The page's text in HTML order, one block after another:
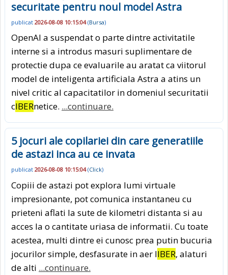
securitate pentru noul model Astra
publicat 2026-08-08 10:15:04(Bursa)
OpenAI a suspendat o parte dintre activitatile
interne si a introdus masuri suplimentare de
protectie dupa ce evaluarile au aratat ca viitorul
model de inteligenta artificiala Astra a atins un
nivel critic al capacitatilor in domeniul securitatii
cIBERnetice. ...continuare.
5 jocuri ale copilariei din care generatiile
de astazi inca au ce invata
publicat 2026-08-08 10:15:04(Click)
Copiii de astazi pot explora lumi virtuale
impresionante, pot comunica instantaneu cu
prieteni aflati la sute de kilometri distanta si au
acces la o cantitate uriasa de informatii. Cu toate
acestea, multi dintre ei cunosc prea putin bucuria
jocurilor simple, desfasurate in aer lIBER, alaturi
de alti ...continuare.